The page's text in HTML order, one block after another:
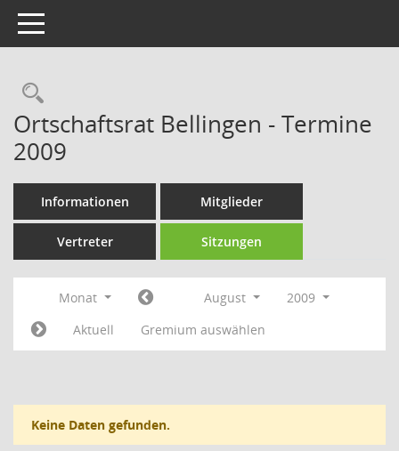
Toggle navigation
Rechercheauswahl
Ortschaftsrat Bellingen - Termine
2009
Informationen Mitglieder
Vertreter Sitzungen
Monat August
2009
Aktuell
Gremium auswählen
Keine Daten gefunden.